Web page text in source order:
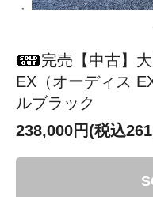
完売【中古】
EX（オーディス
ルブラック
238,000円(税込